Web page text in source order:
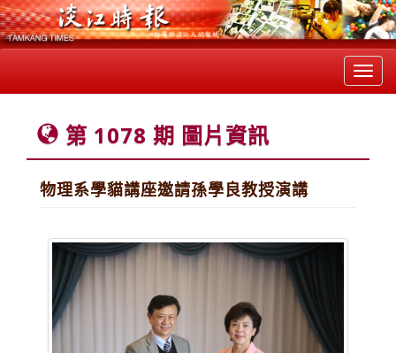
第 1078 期 圖片資訊
物理系學貓講座邀請孫學良教授演講